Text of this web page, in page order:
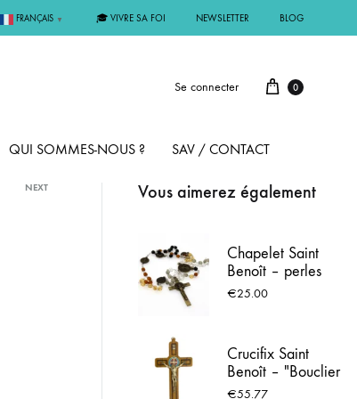
FRANÇAIS ▼ 🎓 VIVRE SA FOI NEWSLETTER BLOG
Se connecter 0
QUI SOMMES-NOUS ? SAV / CONTACT
NEXT Vous aimerez également
Chapelet Saint
Benoît – perles
ambrées et dorées
€25.00
Crucifix Saint
Benoît – "Bouclier
contre le Mal" –
€55.77